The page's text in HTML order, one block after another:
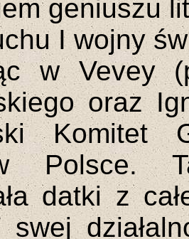
geniuszu
I wojny
w Vevey
oraz
Komitet
Polsce.
datki z
swej